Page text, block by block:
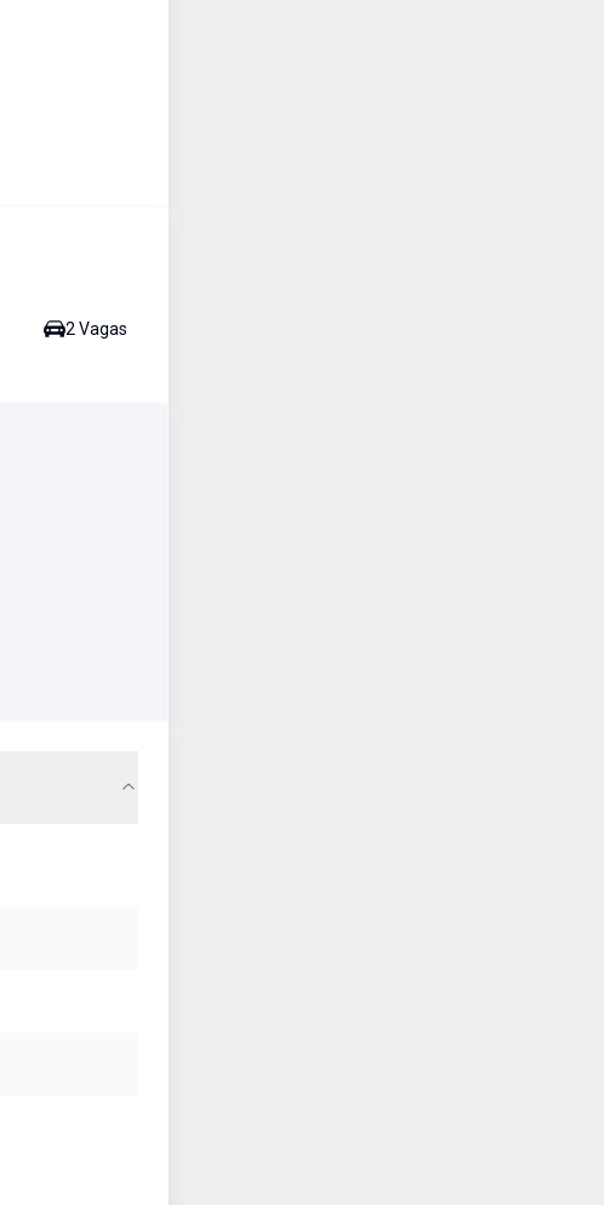
2 Vagas